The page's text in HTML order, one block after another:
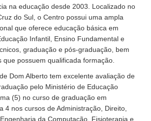
na educação desde 2003. Localizado no
do Sul, o Centro possui uma ampla
que oferece educação básica em
Infantil, Ensino Fundamental e
graduação e pós-graduação, bem
que possuem qualificada formação.
Alberto tem excelente avaliação de
pelo Ministério de Educação
(5) no curso de graduação em
4 nos cursos de Administração, Direito,
da Computação, Fisioterapia e